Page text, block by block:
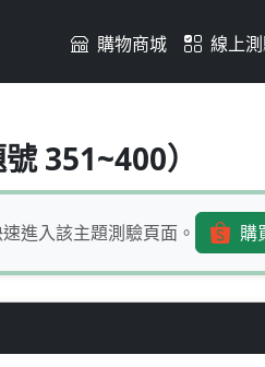
購物商城 線上
行作為經
351~400）
進入該主題測驗頁面。 購